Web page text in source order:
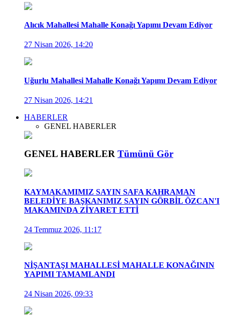
Alıcık Mahallesi Mahalle Konağı Yapımı Devam Ediyor
27 Nisan 2026, 14:20
Uğurlu Mahallesi Mahalle Konağı Yapımı Devam Ediyor
27 Nisan 2026, 14:21
HABERLER
GENEL HABERLER
GENEL HABERLER Tümünü Gör
KAYMAKAMIMIZ SAYIN SAFA KAHRAMAN
BELEDİYE BAŞKANIMIZ SAYIN GÖRBİL ÖZCAN'I
MAKAMINDA ZİYARET ETTİ
24 Temmuz 2026, 11:17
NİŞANTAŞI MAHALLESİ MAHALLE KONAĞININ
YAPIMI TAMAMLANDI
24 Nisan 2026, 09:33